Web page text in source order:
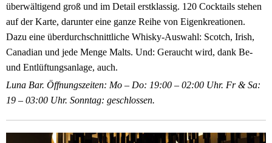
überwältigend groß und im Detail erstklassig. 120 Cocktails stehen
auf der Karte, darunter eine ganze Reihe von Eigenkreationen.
Dazu eine überdurchschnittliche Whisky-Auswahl: Scotch, Irish,
Canadian und jede Menge Malts. Und: Geraucht wird, dank Be-
und Entlüftungsanlage, auch.
Luna Bar. Öffnungszeiten: Mo – Do: 19:00 – 02:00 Uhr. Fr & Sa:
19 – 03:00 Uhr. Sonntag: geschlossen.